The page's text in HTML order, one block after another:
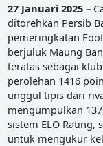
27 Januari 2025 –
ditorehkan Persib
pemeringkatan
berjuluk Maung
teratas sebagai
perolehan 1416
unggul tipis dari
mengumpulkan
sistem ELO Rating,
untuk mengukur